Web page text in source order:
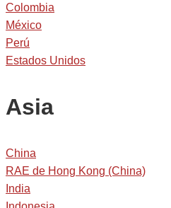
Colombia
México
Perú
Estados Unidos
Asia
China
RAE de Hong Kong (China)
India